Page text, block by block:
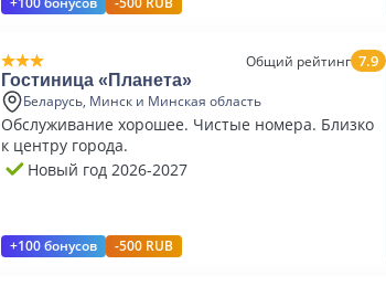
Общий рейтинг 7.9
Гостиница «Планета»
Беларусь, Минск и Минская область
Обслуживание хорошее. Чистые номера. Близко
к центру города.
Новый год 2026-2027
+100 бонусов -500 RUB